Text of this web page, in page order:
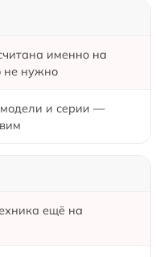
именно на
не нужно
и серии —
ещё на